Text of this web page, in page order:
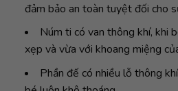
đảm bảo an toàn tuyệt đối cho
Núm ti có van thông khí, khi
xẹp và vừa với khoang miệng
Phần đế có nhiều lỗ thông